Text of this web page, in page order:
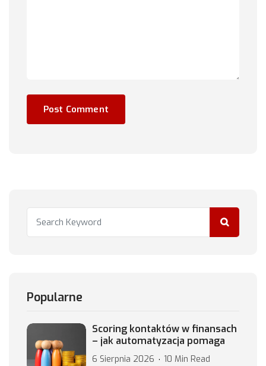
Popularne
Scoring kontaktów w finansach
– jak automatyzacja pomaga
6 Sierpnia 2026 10 Min Read